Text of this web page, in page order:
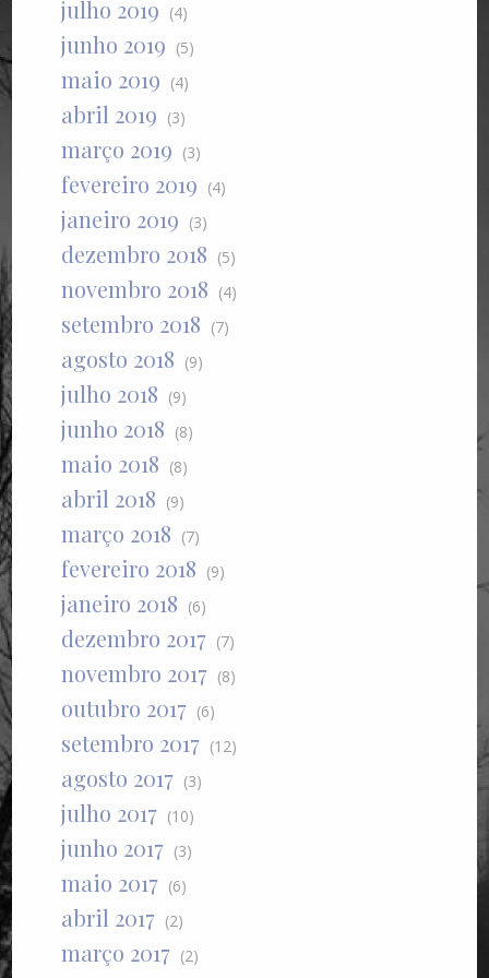
julho 2019 (4)
junho 2019 (5)
maio 2019 (4)
abril 2019 (3)
março 2019 (3)
fevereiro 2019 (4)
janeiro 2019 (3)
dezembro 2018 (5)
novembro 2018 (4)
setembro 2018 (7)
agosto 2018 (9)
julho 2018 (9)
junho 2018 (8)
maio 2018 (8)
abril 2018 (9)
março 2018 (7)
fevereiro 2018 (9)
janeiro 2018 (6)
dezembro 2017 (7)
novembro 2017 (8)
outubro 2017 (6)
setembro 2017 (12)
agosto 2017 (3)
julho 2017 (10)
junho 2017 (3)
maio 2017 (6)
abril 2017 (2)
março 2017 (2)